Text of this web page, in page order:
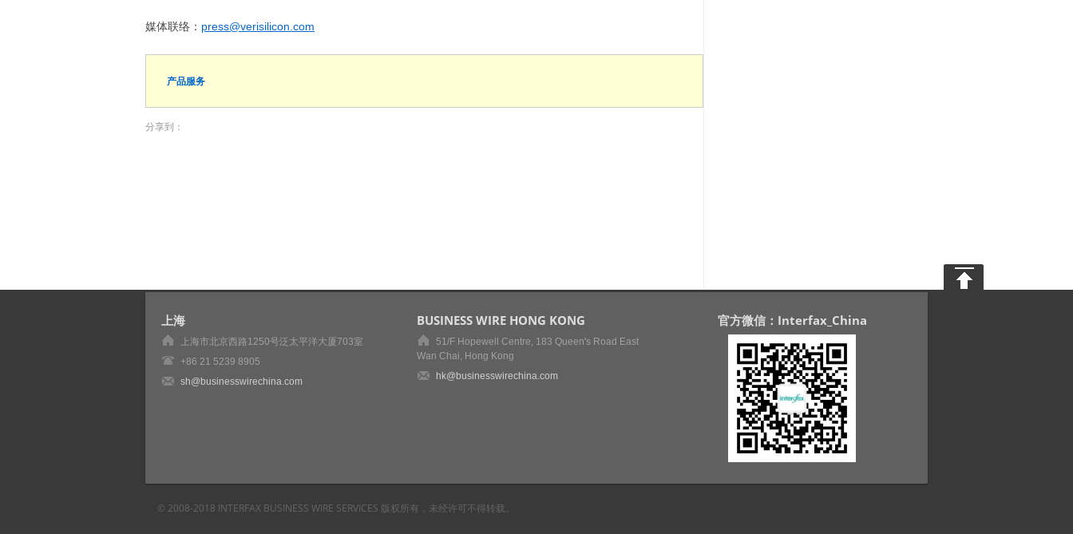
媒体联络： press@verisilicon.com
产品服务
分享到：
上海
上海市北京西路1250号泛太平洋大厦703室
+86 21 5239 8905
sh@businesswirechina.com
BUSINESS WIRE HONG KONG
51/F Hopewell Centre, 183 Queen's Road East
Wan Chai, Hong Kong
hk@businesswirechina.com
官方微信：Interfax_China
© 2008-2018 INTERFAX BUSINESS WIRE SERVICES 版权所有，未经许可不得转载。